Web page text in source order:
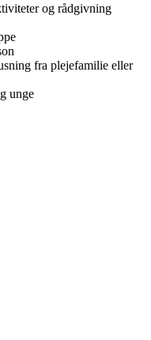
og rådgivning
fra plejefamilie eller
unge